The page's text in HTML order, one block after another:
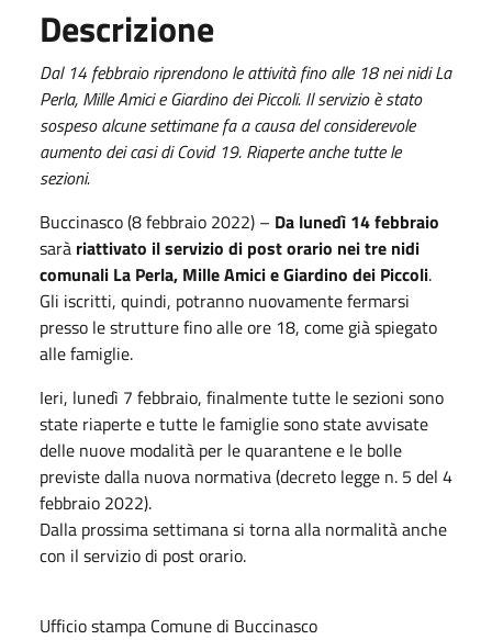
Descrizione
Dal 14 febbraio riprendono le attività fino alle 18 nei nidi La
Perla, Mille Amici e Giardino dei Piccoli. Il servizio è stato
sospeso alcune settimane fa a causa del considerevole
aumento dei casi di Covid 19. Riaperte anche tutte le
sezioni.
Buccinasco (8 febbraio 2022) – Da lunedì 14 febbraio
sarà riattivato il servizio di post orario nei tre nidi
comunali La Perla, Mille Amici e Giardino dei Piccoli.
Gli iscritti, quindi, potranno nuovamente fermarsi
presso le strutture fino alle ore 18, come già spiegato
alle famiglie.
Ieri, lunedì 7 febbraio, finalmente tutte le sezioni sono
state riaperte e tutte le famiglie sono state avvisate
delle nuove modalità per le quarantene e le bolle
previste dalla nuova normativa (decreto legge n. 5 del 4
febbraio 2022).
Dalla prossima settimana si torna alla normalità anche
con il servizio di post orario.
Ufficio stampa Comune di Buccinasco